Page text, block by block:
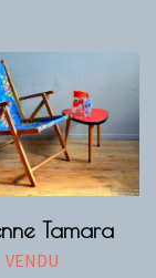
Tamara
VENDU